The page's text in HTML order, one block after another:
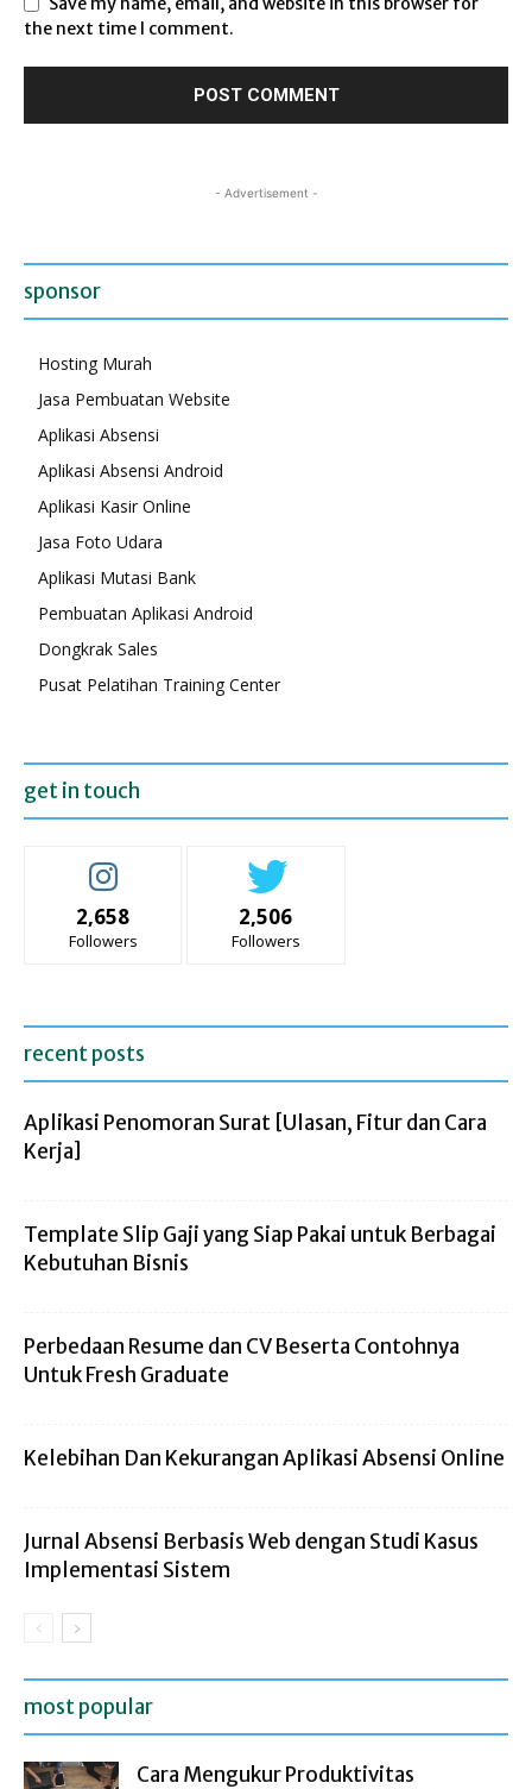
the next time I comment.
- Advertisement -
sponsor
Hosting Murah
Jasa Pembuatan Website
Aplikasi Absensi
Aplikasi Absensi Android
Aplikasi Kasir Online
Jasa Foto Udara
Aplikasi Mutasi Bank
Pembuatan Aplikasi Android
Dongkrak Sales
Pusat Pelatihan Training Center
get in touch
2,658
Followers
2,506
Followers
recent posts
Aplikasi Penomoran Surat [Ulasan, Fitur dan Cara
Kerja]
Template Slip Gaji yang Siap Pakai untuk Berbagai
Kebutuhan Bisnis
Perbedaan Resume dan CV Beserta Contohnya
Untuk Fresh Graduate
Kelebihan Dan Kekurangan Aplikasi Absensi Online
Jurnal Absensi Berbasis Web dengan Studi Kasus
Implementasi Sistem
most popular
Cara Mengukur Produktivitas